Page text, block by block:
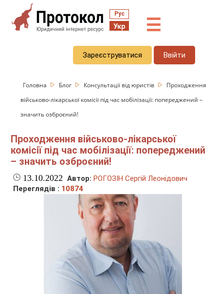
Рус
Укр ☰
Зареєструватися Ввійти
Головна Блог Консультації від юристів
Проходження
військово-лікарської комісії під час мобілізації: попереджений –
значить озброєний!
Проходження військово-лікарської
комісії під час мобілізації: попереджений
– значить озброєний!
13.10.2022 Автор: РОГОЗІН Сергій Леонідович
Переглядів : 10874